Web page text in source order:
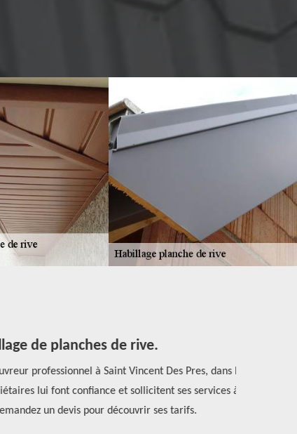
de planches de rive.
professionnel à Saint Vincent Des Pres, dans le
lui font confiance et sollicitent ses services à
un devis pour découvrir ses tarifs.